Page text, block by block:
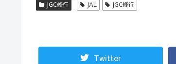
JGC修行 JAL JGC修行
Twitter